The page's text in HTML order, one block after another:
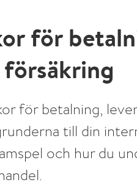
för
för betalning,
till din
och hur du